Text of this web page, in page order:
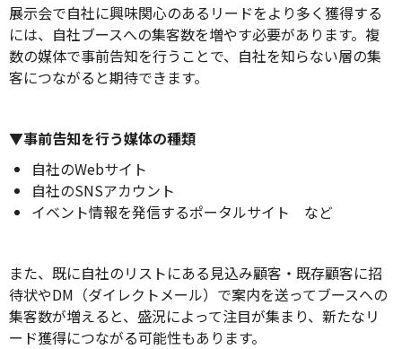
展示会で自社に興味関心のあるリードをより多く獲得する
には、自社ブースへの集客数を増やす必要があります。複
数の媒体で事前告知を行うことで、自社を知らない層の集
客につながると期待できます。
▼事前告知を行う媒体の種類
自社のWebサイト
自社のSNSアカウント
イベント情報を発信するポータルサイト など
また、既に自社のリストにある見込み顧客・既存顧客に招
待状やDM（ダイレクトメール）で案内を送ってブースへの
集客数が増えると、盛況によって注目が集まり、新たなリ
ード獲得につながる可能性もあります。